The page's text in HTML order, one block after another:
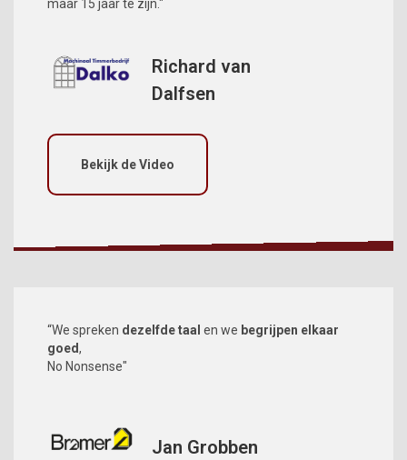
maar 15 jaar te zijn."
Richard van
Dalfsen
Bekijk de Video
“We spreken dezelfde taal en we begrijpen elkaar
goed,
No Nonsense"
Jan Grobben